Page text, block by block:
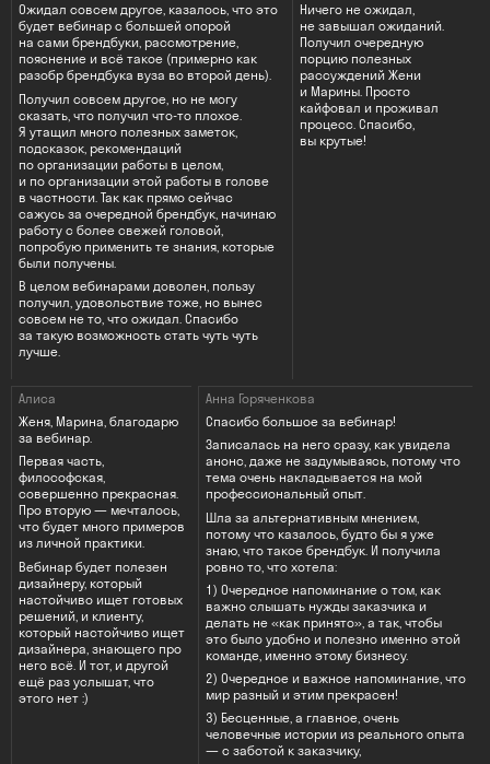
Ожидал совсем другое, казалось, что это
будет вебинар с большей опорой
на сами брендбуки, рассмотрение,
пояснение и всё такое (примерно как
разобр брендбука вуза во второй день).
Получил совсем другое, но не могу
сказать, что получил что-то плохое.
Я утащил много полезных заметок,
подсказок, рекомендаций
по организации работы в целом,
и по организации этой работы в голове
в частности. Так как прямо сейчас
сажусь за очередной брендбук, начинаю
работу с более свежей головой,
попробую применить те знания, которые
были получены.
В целом вебинарами доволен, пользу
получил, удовольствие тоже, но вынес
совсем не то, что ожидал. Спасибо
за такую возможность стать чуть чуть
лучше.
Ничего не ожидал,
не завышал ожиданий.
Получил очередную
порцию полезных
рассуждений Жени
и Марины. Просто
кайфовал и проживал
процесс. Спасибо,
вы крутые!
Алиса
Женя, Марина, благодарю
за вебинар.
Первая часть,
философская,
совершенно прекрасная.
Про вторую — мечталось,
что будет много примеров
из личной практики.
Вебинар будет полезен
дизайнеру, который
настойчиво ищет готовых
решений, и клиенту,
который настойчиво ищет
дизайнера, знающего про
него всё. И тот, и другой
ещё раз услышат, что
этого нет :)
Анна Горяченкова
Спасибо большое за вебинар!
Записалась на него сразу, как увидела
анонс, даже не задумываясь, потому что
тема очень накладывается на мой
профессиональный опыт.
Шла за альтернативным мнением,
потому что казалось, будто бы я уже
знаю, что такое брендбук. И получила
ровно то, что хотела:
1) Очередное напоминание о том, как
важно слышать нужды заказчика и
делать не «как принято», а так, чтобы
это было удобно и полезно именно этой
команде, именно этому бизнесу.
2) Очередное и важное напоминание, что
мир разный и этим прекрасен!
3) Бесценные, а главное, очень
человечные истории из реального опыта
— с заботой к заказчику,